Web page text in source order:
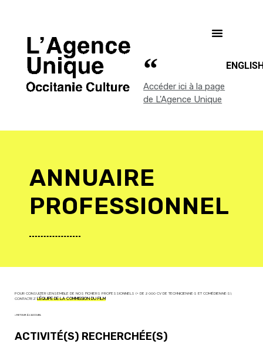
Accéder ici à la page
de L'Agence Unique
ANNUAIRE
PROFESSIONNEL
POUR CONSULTER L'ENSEMBLE DE NOS FICHIERS PROFESSIONNELS (+ DE 2 000 CV DE TECHNICIEN·NE·S ET COMÉDIEN·NE·S),
CONTACTEZ L'ÉQUIPE DE LA COMMISSION DU FILM
< RETOUR À L'ACCUEIL
ACTIVITÉ(S) RECHERCHÉE(S)